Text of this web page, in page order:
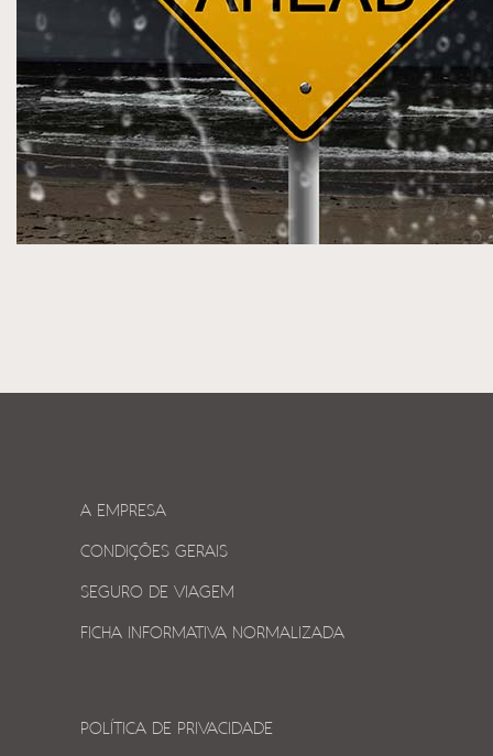
A EMPRESA
CONDIÇÕES GERAIS
SEGURO DE VIAGEM
FICHA INFORMATIVA NORMALIZADA
POLÍTICA DE PRIVACIDADE